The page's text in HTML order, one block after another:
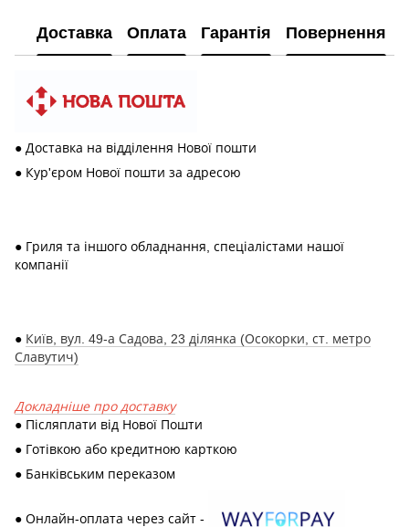
Доставка Оплата Гарантія Повернення
● Доставка на відділення Нової пошти
● Кур'єром Нової пошти за адресою
● Гриля та іншого обладнання, спеціалістами нашої
компанії
● Київ, вул. 49-а Садова, 23 ділянка (Осокорки, ст. метро
Славутич)
Докладніше про доставку
● Післяплати від Нової Пошти
● Готівкою або кредитною карткою
● Банківським переказом
● Онлайн-оплата через сайт -